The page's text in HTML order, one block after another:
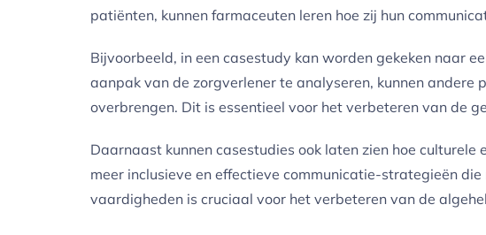
patiënten, kunnen farmaceuten leren hoe zij hun
Bijvoorbeeld, in een casestudy kan worden gekeken naar
aanpak van de zorgverlener te analyseren, kunnen andere
overbrengen. Dit is essentieel voor het verbeteren van de
Daarnaast kunnen casestudies ook laten zien hoe
meer inclusieve en effectieve communicatie-strategieën
vaardigheden is cruciaal voor het verbeteren van de